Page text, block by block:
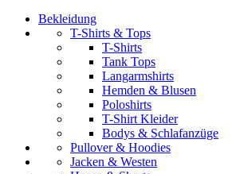
Bekleidung
T-Shirts & Tops
T-Shirts
Tank Tops
Langarmshirts
Hemden & Blusen
Poloshirts
T-Shirt Kleider
Bodys & Schlafanzüge
Pullover & Hoodies
Jacken & Westen